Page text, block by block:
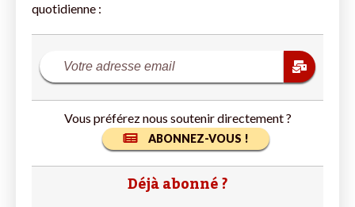
quotidienne :
Vous préférez nous soutenir directement ?
ABONNEZ-VOUS !
Déjà abonné ?